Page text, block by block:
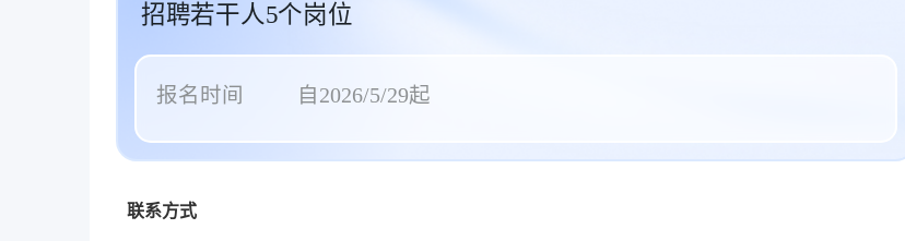
招聘若干人5个岗位
报名时间 自2026/5/29起
联系方式